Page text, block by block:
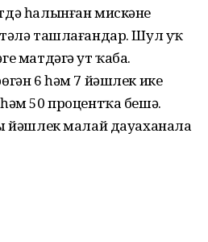
һалынған мискәне
ташлағандар. Шул уҡ
матдәгә ут ҡаба.
6 һәм 7 йәшлек ике
50 процентҡа бешә.
йәшлек малай дауаханала